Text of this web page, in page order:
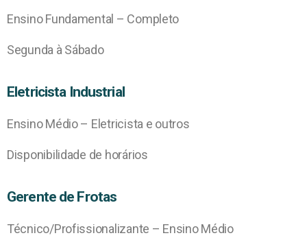
Ensino Fundamental – Completo
Segunda à Sábado
Eletricista Industrial
Ensino Médio – Eletricista e outros
Disponibilidade de horários
Gerente de Frotas
Técnico/Profissionalizante – Ensino Médio